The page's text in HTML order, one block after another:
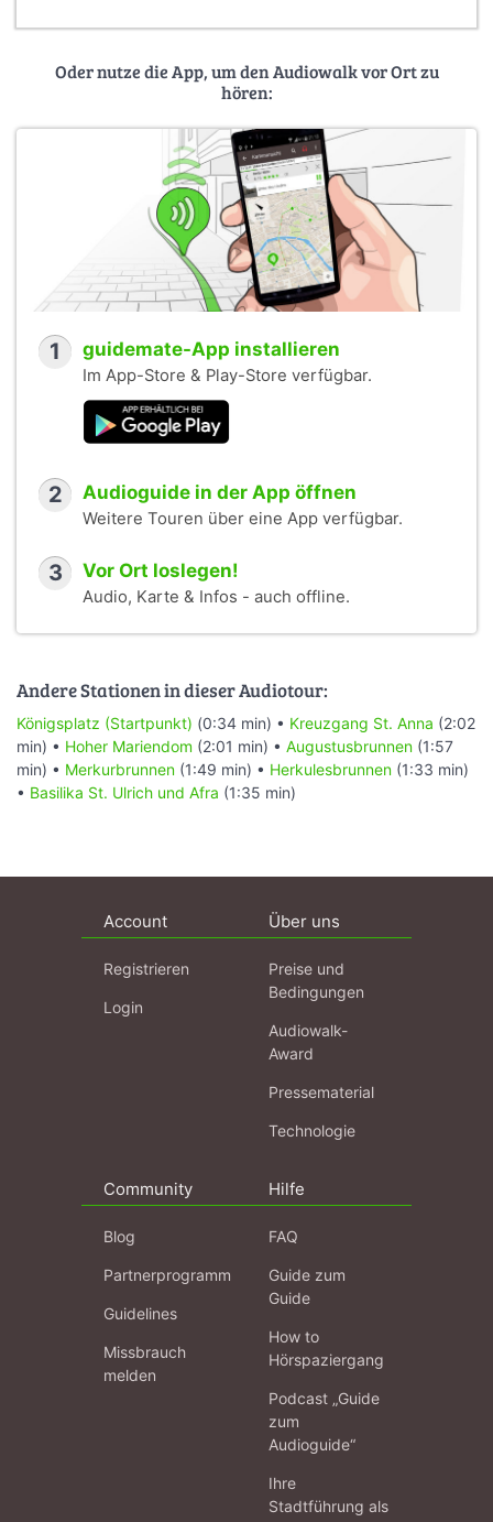
Oder nutze die App, um den Audiowalk vor Ort zu
hören:
1 guidemate-App installieren
Im App-Store & Play-Store verfügbar.
2 Audioguide in der App öffnen
Weitere Touren über eine App verfügbar.
3 Vor Ort loslegen!
Audio, Karte & Infos - auch offline.
Andere Stationen in dieser Audiotour:
Königsplatz (Startpunkt) (0:34 min) • Kreuzgang St. Anna (2:02
min) • Hoher Mariendom (2:01 min) • Augustusbrunnen (1:57
min) • Merkurbrunnen (1:49 min) • Herkulesbrunnen (1:33 min)
• Basilika St. Ulrich und Afra (1:35 min)
Account
Registrieren
Login
Über uns
Preise und
Bedingungen
Audiowalk-
Award
Pressematerial
Technologie
Community
Blog
Partnerprogramm
Guidelines
Missbrauch
melden
Hilfe
FAQ
Guide zum
Guide
How to
Hörspaziergang
Podcast „Guide
zum
Audioguide“
Ihre
Stadtführung als